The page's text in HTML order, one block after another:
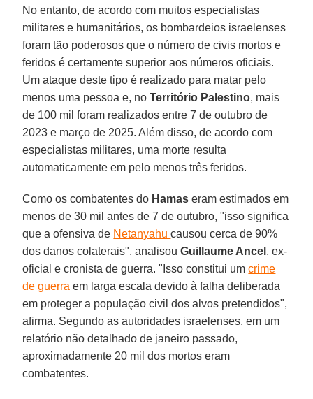
No entanto, de acordo com muitos especialistas
militares e humanitários, os bombardeios israelenses
foram tão poderosos que o número de civis mortos e
feridos é certamente superior aos números oficiais.
Um ataque deste tipo é realizado para matar pelo
menos uma pessoa e, noTerritório Palestino, mais
de 100 mil foram realizados entre 7 de outubro de
2023 e março de 2025. Além disso, de acordo com
especialistas militares, uma morte resulta
automaticamente em pelo menos três feridos.
Como os combatentes do Hamas eram estimados em
menos de 30 mil antes de 7 de outubro, "isso significa
que a ofensiva de Netanyahucausou cerca de 90%
dos danos colaterais", analisouGuillaume Ancel , ex-
oficial e cronista de guerra. "Isso constitui umcrime
de guerra em larga escala devido à falha deliberada
em proteger a população civil dos alvos pretendidos",
afirma. Segundo as autoridades israelenses, em um
relatório não detalhado de janeiro passado,
aproximadamente 20 mil dos mortos eram
combatentes.